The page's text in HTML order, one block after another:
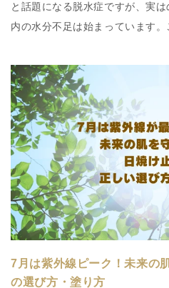
と話題になる脱水症ですが、実
内の水分不足は始まっています
7月は紫外線ピーク！未来の
の選び方・塗り方